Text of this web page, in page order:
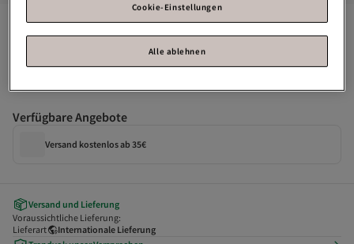
Trendyol ModestLila gestreiftes, gewebtes Hemd mit
Ballonärmeln und langem Rücken, Gürtel TCTSS22GO0116
Zahle deine Rechnung innerhalb von 30 Tagen – kostenfrei.
Verfügbare Angebote
Versand kostenlos ab 35€
Versand und Lieferung
Voraussichtliche Lieferung:
Lieferart
Internationale Lieferung
Cookie-Einstellungen
Alle ablehnen